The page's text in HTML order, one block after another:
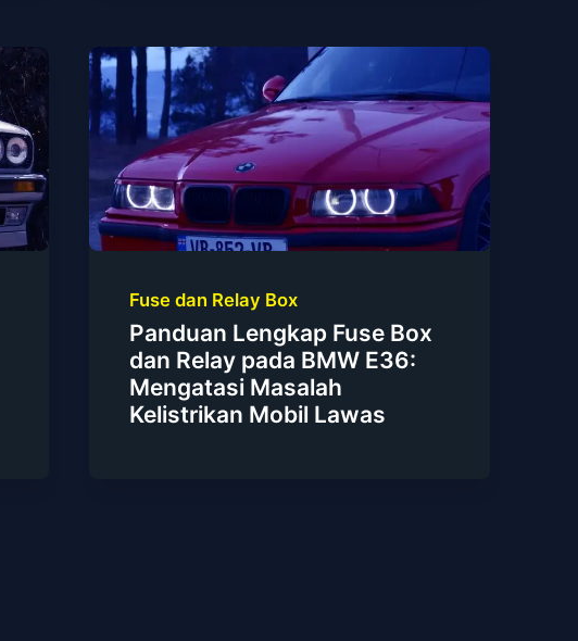
Fuse dan Relay Box
Panduan Lengkap Fuse Box
dan Relay pada BMW E36:
Mengatasi Masalah
Kelistrikan Mobil Lawas